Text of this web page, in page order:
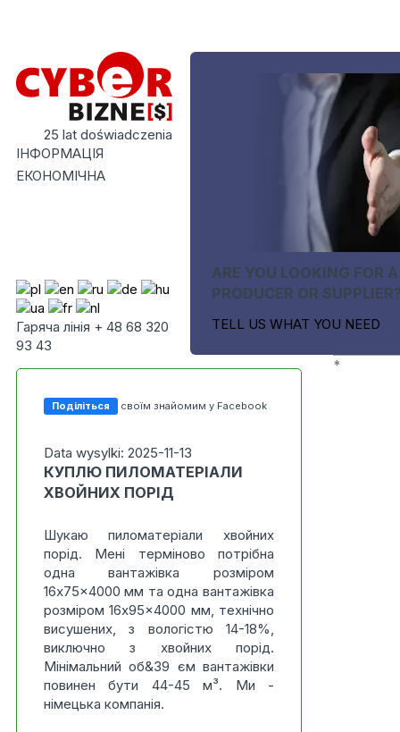
25 lat doświadczenia
ІНФОРМАЦІЯ
ЕКОНОМІЧНА
Гаряча лінія + 48 68 320
93 43
ARE YOU LOOKING FOR A
PRODUCER OR
TELL US WHAT YOU NEED
Поділіться своїм знайомим у Facebook
Data wysylki: 2025-11-13
КУПЛЮ ПИЛОМАТЕРІАЛИ
ХВОЙНИХ ПОРІД
Шукаю пиломатеріали хвойних
порід. Мені терміново потрібна
одна вантажівка розміром
16x75x4000 мм та одна вантажівка
розміром 16x95x4000 мм, технічно
висушених, з вологістю 14-18%,
виключно з хвойних порід.
Мінімальний об&39 єм вантажівки
повинен бути 44-45 м³. Ми -
німецька компанія.
*